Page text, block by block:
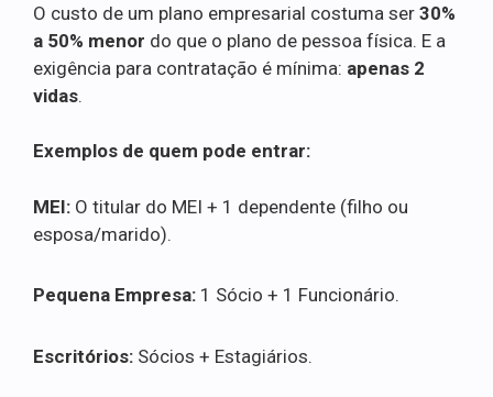
O custo de um plano empresarial costuma ser 30%
a 50% menor do que o plano de pessoa física. E a
exigência para contratação é mínima: apenas 2
vidas.
Exemplos de quem pode entrar:
MEI: O titular do MEI + 1 dependente (filho ou
esposa/marido).
Pequena Empresa: 1 Sócio + 1 Funcionário.
Escritórios: Sócios + Estagiários.